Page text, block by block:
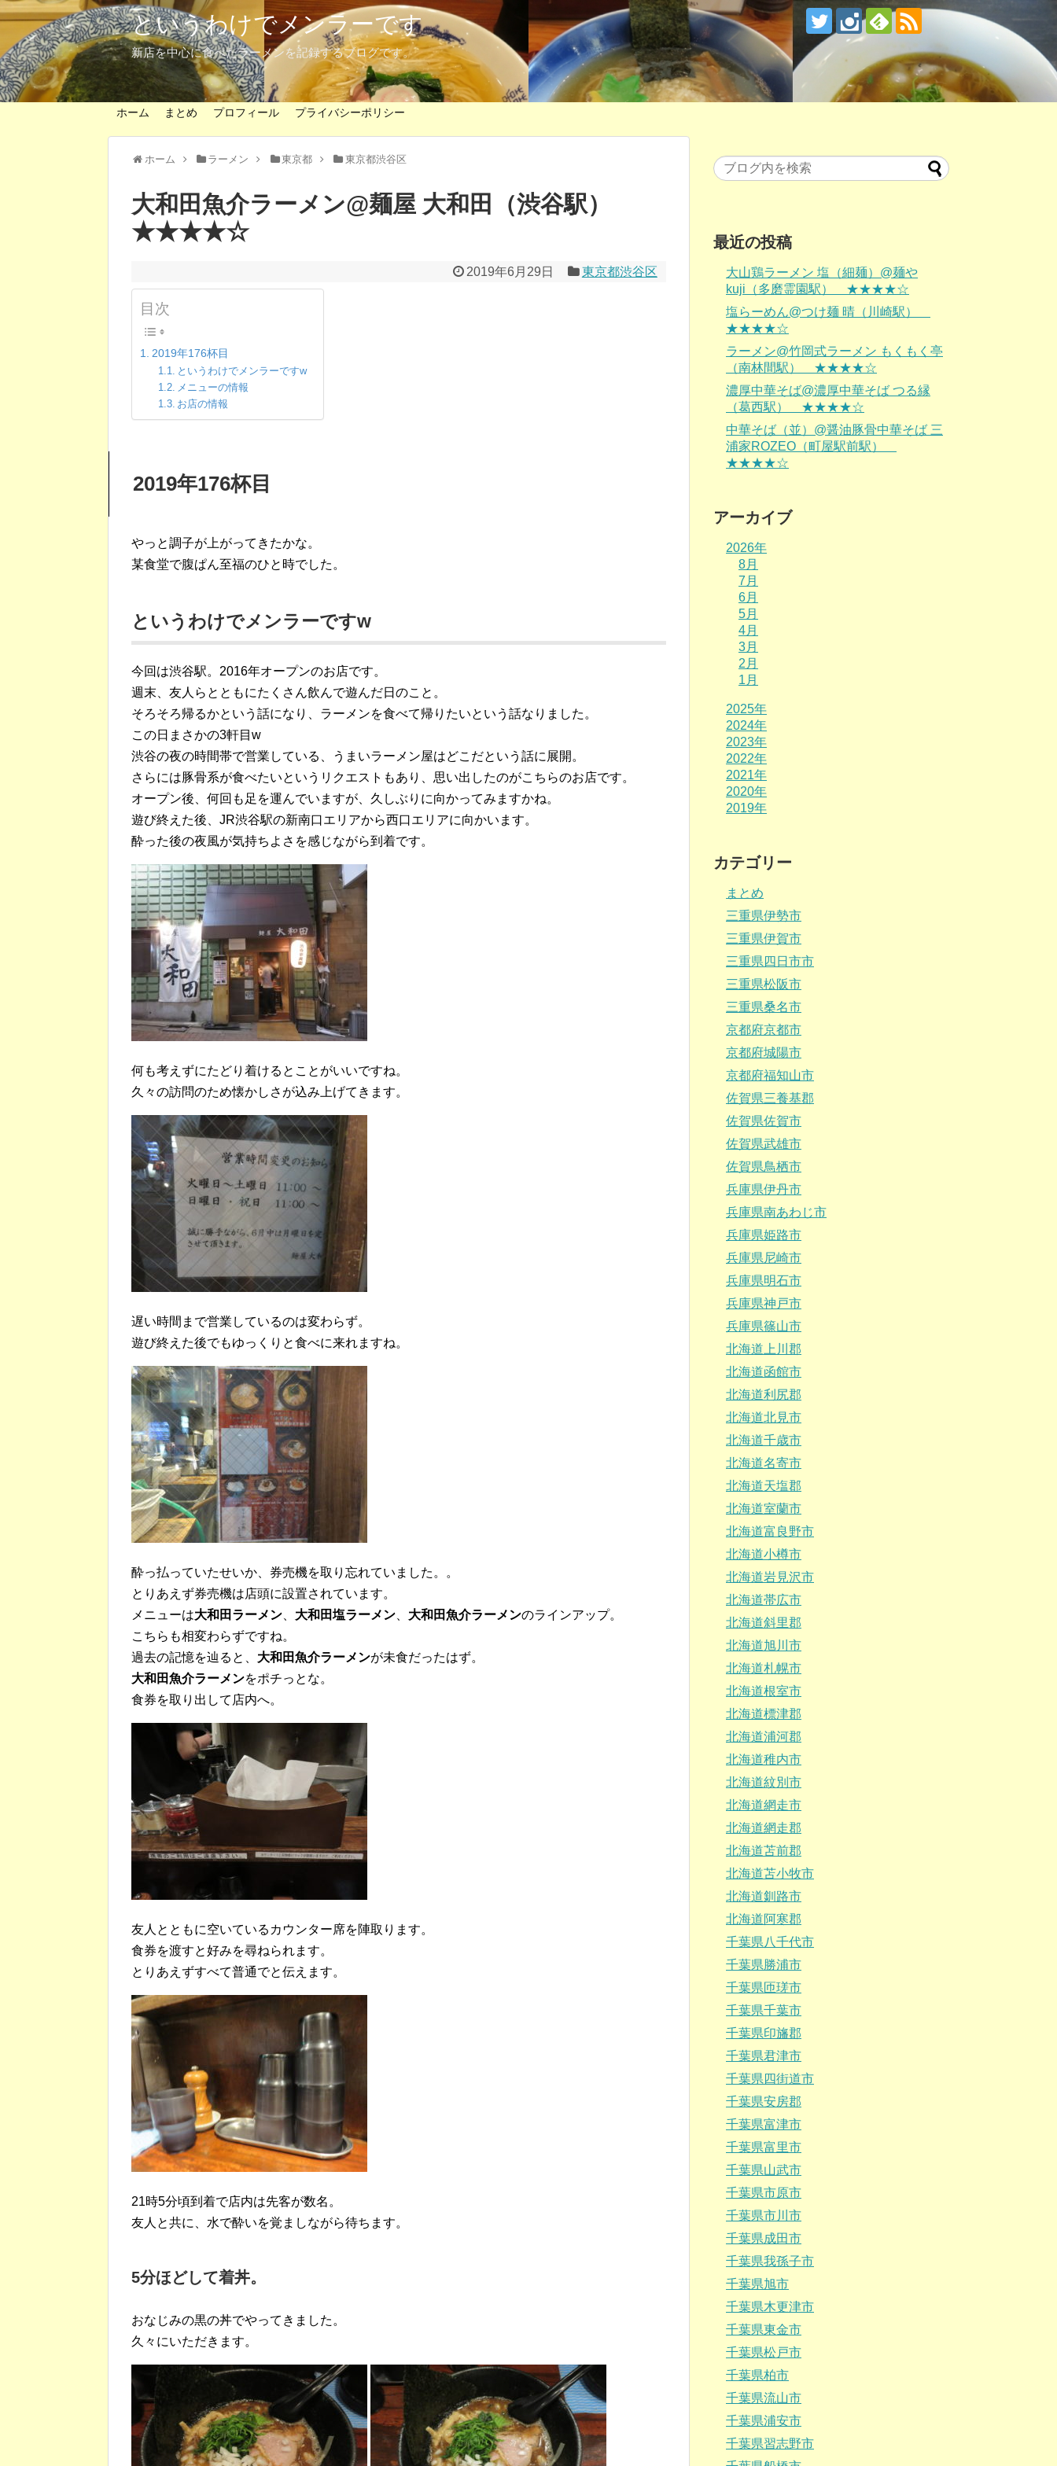
というわけでメンラーです
新店を中心に食べたラーメンを記録するブログです。
ホーム まとめ プロフィール プライバシーポリシー
ホーム ラーメン 東京都 東京都渋谷区
大和田魚介ラーメン@麺屋 大和田（渋谷駅）
★★★★☆
2019年6月29日 東京都渋谷区
目次
2019年176杯目
というわけでメンラーですw
メニューの情報
お店の情報
2019年176杯目
やっと調子が上がってきたかな。
某食堂で腹ぱん至福のひと時でした。
というわけでメンラーですw
今回は渋谷駅。2016年オープンのお店です。
週末、友人らとともにたくさん飲んで遊んだ日のこと。
そろそろ帰るかという話になり、ラーメンを食べて帰りたいという話なりました。
この日まさかの3軒目w
渋谷の夜の時間帯で営業している、うまいラーメン屋はどこだという話に展開。
さらには豚骨系が食べたいというリクエストもあり、思い出したのがこちらのお店です。
オープン後、何回も足を運んでいますが、久しぶりに向かってみますかね。
遊び終えた後、JR渋谷駅の新南口エリアから西口エリアに向かいます。
酔った後の夜風が気持ちよさを感じながら到着です。
何も考えずにたどり着けるとことがいいですね。
久々の訪問のため懐かしさが込み上げてきます。
遅い時間まで営業しているのは変わらず。
遊び終えた後でもゆっくりと食べに来れますね。
酔っ払っていたせいか、券売機を取り忘れていました。。
とりあえず券売機は店頭に設置されています。
メニューは大和田ラーメン 大和田塩ラーメン 大和田魚介ラーメンのラインアップ。
こちらも相変わらずですね。
過去の記憶を辿ると、 大和田魚介ラーメンが未食だったはず。
大和田魚介ラーメンをポチっとな。
食券を取り出して店内へ。
友人とともに空いているカウンター席を陣取ります。
食券を渡すと好みを尋ねられます。
とりあえずすべて普通でと伝えます。
21時5分頃到着で店内は先客が数名。
友人と共に、水で酔いを覚ましながら待ちます。
5分ほどして着丼。
おなじみの黒の丼でやってきました。
久々にいただきます。
最近の投稿
大山鶏ラーメン 塩（細麺）@麺や
kuji（多磨霊園駅） ★★★★☆
塩らーめん@つけ麺 晴（川崎駅）
★★★★☆
ラーメン@竹岡式ラーメン もくもく亭
（南林間駅） ★★★★☆
濃厚中華そば@濃厚中華そば つる縁
（葛西駅） ★★★★☆
中華そば（並）@醤油豚骨中華そば 三
浦家ROZEO（町屋駅前駅）
★★★★☆
アーカイブ
2026年
8月
7月
6月
5月
4月
3月
2月
1月
2025年
2024年
2023年
2022年
2021年
2020年
2019年
カテゴリー
まとめ
三重県伊勢市
三重県伊賀市
三重県四日市市
三重県松阪市
三重県桑名市
京都府京都市
京都府城陽市
京都府福知山市
佐賀県三養基郡
佐賀県佐賀市
佐賀県武雄市
佐賀県鳥栖市
兵庫県伊丹市
兵庫県南あわじ市
兵庫県姫路市
兵庫県尼崎市
兵庫県明石市
兵庫県神戸市
兵庫県篠山市
北海道上川郡
北海道函館市
北海道利尻郡
北海道北見市
北海道千歳市
北海道名寄市
北海道天塩郡
北海道室蘭市
北海道富良野市
北海道小樽市
北海道岩見沢市
北海道帯広市
北海道斜里郡
北海道旭川市
北海道札幌市
北海道根室市
北海道標津郡
北海道浦河郡
北海道稚内市
北海道紋別市
北海道網走市
北海道網走郡
北海道苫前郡
北海道苫小牧市
北海道釧路市
北海道阿寒郡
千葉県八千代市
千葉県勝浦市
千葉県匝瑳市
千葉県千葉市
千葉県印旛郡
千葉県君津市
千葉県四街道市
千葉県安房郡
千葉県富津市
千葉県富里市
千葉県山武市
千葉県市原市
千葉県市川市
千葉県成田市
千葉県我孫子市
千葉県旭市
千葉県木更津市
千葉県東金市
千葉県松戸市
千葉県柏市
千葉県流山市
千葉県浦安市
千葉県習志野市